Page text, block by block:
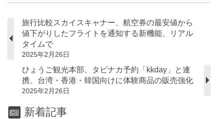
旅行比較スカイスキャナー、航空券の最安値から
値下がりしたフライトを通知する新機能、リアル
タイムで
2025年2月26日
ひょうご観光本部、タビナカ予約「kkday」と連
携、台湾・香港・韓国向けに体験商品の販売強化
2025年2月26日
新着記事